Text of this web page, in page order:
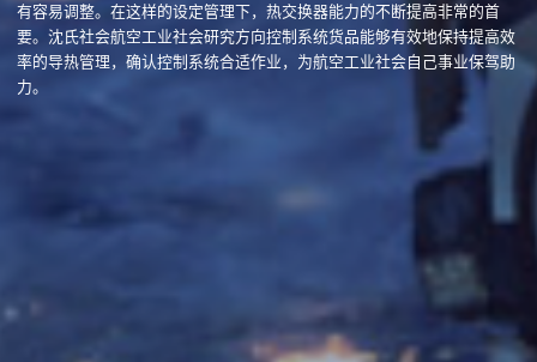
有容易调整。在这样的设定管理下，热交换器能力的不断提高非常的首
要。沈氏社会航空工业社会研究方向控制系统货品能够有效地保持提高效
率的导热管理，确认控制系统合适作业，为航空工业社会自己事业保驾助
力。